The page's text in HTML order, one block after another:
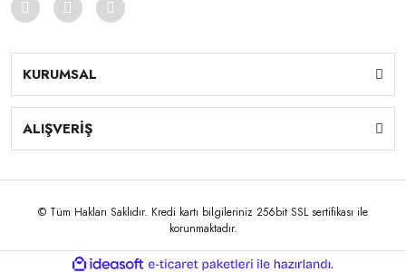
KURUMSAL
ALIŞVERİŞ
© Tüm Hakları Saklıdır. Kredi kartı bilgileriniz 256bit SSL sertifikası ile
korunmaktadır.
ideasoft e-